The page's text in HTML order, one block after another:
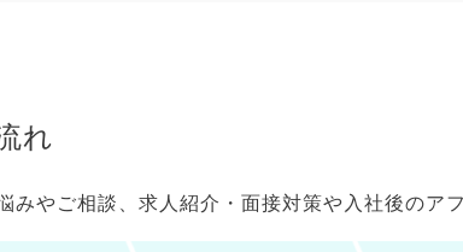
れ
みやご相談、求人紹介・面接対策や入社後のア